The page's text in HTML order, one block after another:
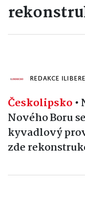
REDAKCE
Českolipsko •
Nového Boru
kyvadlový
zde